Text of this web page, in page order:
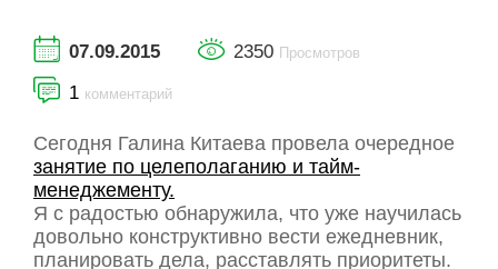
07.09.2015 2350 Просмотров
1 комментарий
Сегодня Галина Китаева провела очередное
занятие по целеполаганию и тайм-
менеджементу.
Я с радостью обнаружила, что уже научилась
довольно конструктивно вести ежедневник,
планировать дела, расставлять приоритеты.